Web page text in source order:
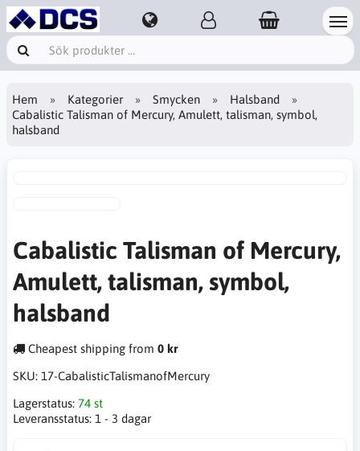
Hem Kategorier Smycken
Halsband
Cabalistic Talisman of Mercury, Amulett, talisman, symbol,
halsband
Cabalistic Talisman of Mercury,
Amulett, talisman, symbol,
halsband
Cheapest shipping from 0 kr
SKU: 17-CabalisticTalismanofMercury
Lagerstatus: 74 st
Leveransstatus: 1 - 3 dagar